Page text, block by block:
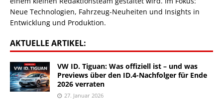
Neue Technologien, Fahrzeug-Neuheiten und Insights in
Entwicklung und Produktion.
AKTUELLE ARTIKEL:
VW ID. Tiguan: Was offiziell ist – und was
Previews über den ID.4-Nachfolger für Ende
2026 verraten
27. Januar 2026